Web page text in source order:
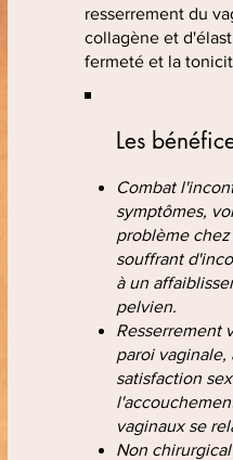
resserrement du
collagène et
fermeté et la
Les
Combat
symptômes,
problème
souffrant
à un
pelvien.
Resserrement
paroi vaginale,
satisfaction
vaginaux se
Non